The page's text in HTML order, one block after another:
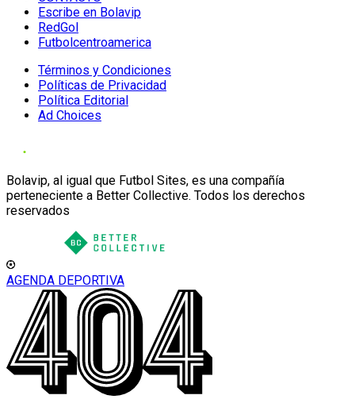
Escribe en Bolavip
RedGol
Futbolcentroamerica
Términos y Condiciones
Políticas de Privacidad
Política Editorial
Ad Choices
Bolavip, al igual que Futbol Sites, es una compañía
perteneciente a Better Collective. Todos los derechos
reservados
AGENDA DEPORTIVA